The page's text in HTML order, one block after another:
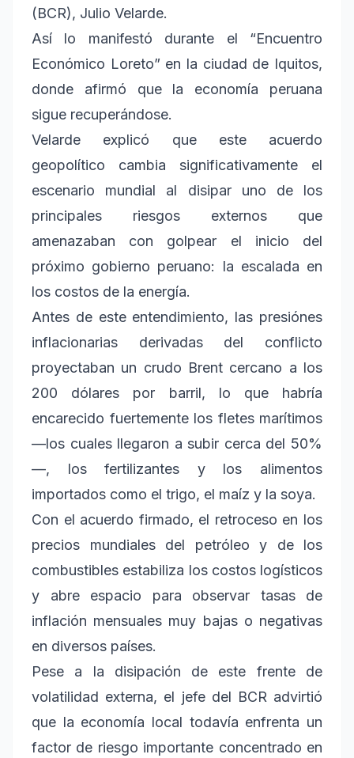
(BCR), Julio Velarde.
Así lo manifestó durante el “Encuentro
Económico Loreto” en la ciudad de Iquitos,
donde afirmó que la economía peruana
sigue recuperándose.
Velarde explicó que este acuerdo
geopolítico cambia significativamente el
escenario mundial al disipar uno de los
principales riesgos externos que
amenazaban con golpear el inicio del
próximo gobierno peruano: la escalada en
los costos de la energía.
Antes de este entendimiento, las presiónes
inflacionarias derivadas del conflicto
proyectaban un crudo Brent cercano a los
200 dólares por barril, lo que habría
encarecido fuertemente los fletes marítimos
—los cuales llegaron a subir cerca del 50%
—, los fertilizantes y los alimentos
importados como el trigo, el maíz y la soya.
Con el acuerdo firmado, el retroceso en los
precios mundiales del petróleo y de los
combustibles estabiliza los costos logísticos
y abre espacio para observar tasas de
inflación mensuales muy bajas o negativas
en diversos países.
Pese a la disipación de este frente de
volatilidad externa, el jefe del BCR advirtió
que la economía local todavía enfrenta un
factor de riesgo importante concentrado en